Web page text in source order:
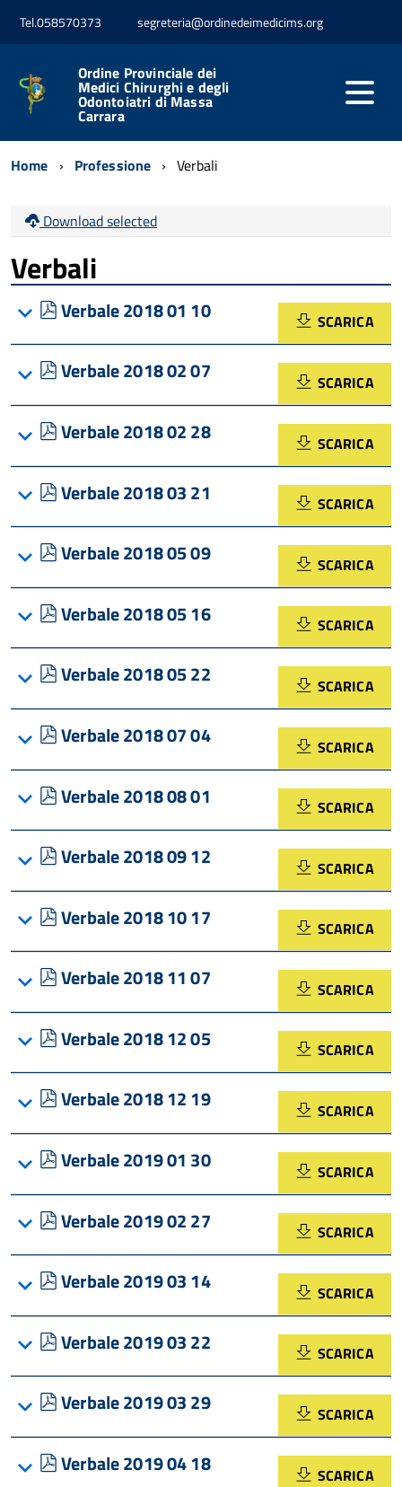
Tel.058570373 segreteria@ordinedeimedicims.org
Ordine Provinciale dei
Medici Chirurghi e degli
Odontoiatri di Massa
Carrara
Home Professione Verbali
Download selected
Verbali
pdf
Verbale 2018 01 10 SCARICA
pdf
Verbale 2018 02 07 SCARICA
pdf
Verbale 2018 02 28 SCARICA
pdf
Verbale 2018 03 21 SCARICA
pdf
Verbale 2018 05 09 SCARICA
pdf
Verbale 2018 05 16 SCARICA
pdf
Verbale 2018 05 22 SCARICA
pdf
Verbale 2018 07 04 SCARICA
pdf
Verbale 2018 08 01 SCARICA
pdf
Verbale 2018 09 12 SCARICA
pdf
Verbale 2018 10 17 SCARICA
pdf
Verbale 2018 11 07 SCARICA
pdf
Verbale 2018 12 05 SCARICA
pdf
Verbale 2018 12 19 SCARICA
pdf
Verbale 2019 01 30 SCARICA
pdf
Verbale 2019 02 27 SCARICA
pdf
Verbale 2019 03 14 SCARICA
pdf
Verbale 2019 03 22 SCARICA
pdf
Verbale 2019 03 29 SCARICA
pdf
Verbale 2019 04 18 SCARICA